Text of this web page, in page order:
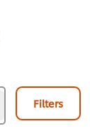
Filters